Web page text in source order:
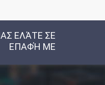
ΕΛΆΤΕ ΣΕ
ΕΠΑΦΉ ΜΕ